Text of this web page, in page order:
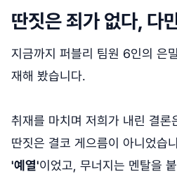
딴짓은 죄가 없다, 다
지금까지 퍼블리 팀원 6인의 은
재해 봤습니다.
취재를 마치며 저희가 내린 결론
딴짓은 결코 게으름이 아니었습
'예열'이었고, 무너지는 멘탈을